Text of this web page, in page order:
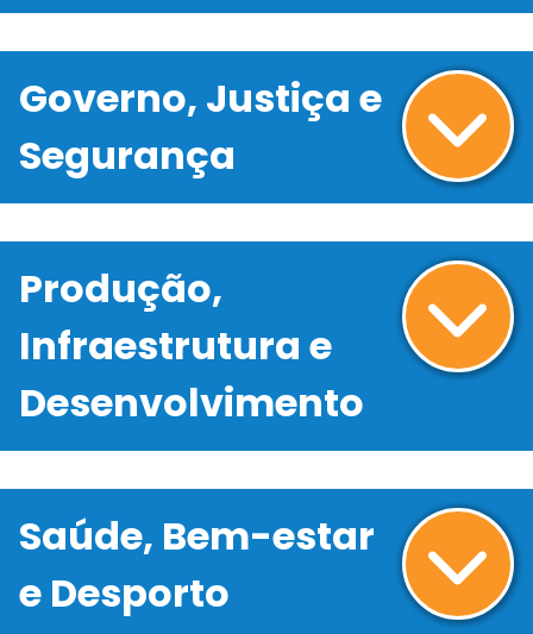
Governo, Justiça e
Segurança
Produção,
Infraestrutura e
Desenvolvimento
Saúde, Bem-estar
e Desporto